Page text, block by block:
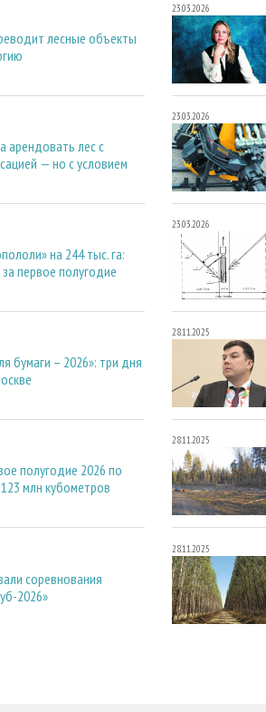
лесные объекты
арендовать лес с
— но с условием
на 244 тыс. га:
первое полугодие
бумаги – 2026»: три дня
полугодие 2026 по
млн кубометров
соревнования
2026»
23.03.2026
23.03.2026
23.03.2026
28.11.2025
28.11.2025
28.11.2025